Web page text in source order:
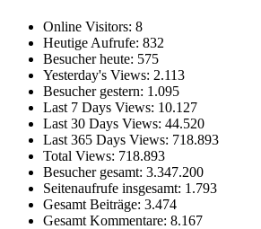
Online Visitors: 8
Heutige Aufrufe: 832
Besucher heute: 575
Yesterday's Views: 2.113
Besucher gestern: 1.095
Last 7 Days Views: 10.127
Last 30 Days Views: 44.520
Last 365 Days Views: 718.893
Total Views: 718.893
Besucher gesamt: 3.347.200
Seitenaufrufe insgesamt: 1.793
Gesamt Beiträge: 3.474
Gesamt Kommentare: 8.167